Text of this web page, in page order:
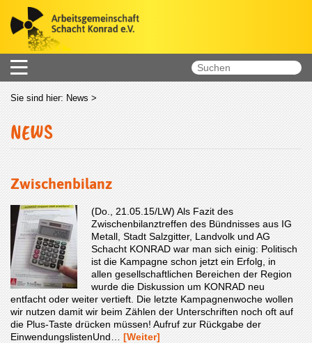
Sie sind hier: News >
NEWS
Zwischenbilanz
(Do., 21.05.15/LW) Als Fazit des
Zwischenbilanztreffen des Bündnisses aus IG
Metall, Stadt Salzgitter, Landvolk und AG
Schacht KONRAD war man sich einig: Politisch
ist die Kampagne schon jetzt ein Erfolg, in
allen gesellschaftlichen Bereichen der Region
wurde die Diskussion um KONRAD neu
entfacht oder weiter vertieft. Die letzte Kampagnenwoche wollen
wir nutzen damit wir beim Zählen der Unterschriften noch oft auf
die Plus-Taste drücken müssen! Aufruf zur Rückgabe der
EinwendungslistenUnd… [Weiter]